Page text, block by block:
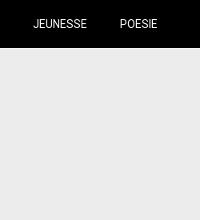
JEUNESSE POESIE